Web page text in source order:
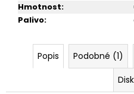
Hmotnost:
Palivo:
Popis Podobné (1)